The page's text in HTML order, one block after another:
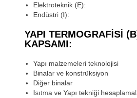
Elektroteknik (E):
Endüstri (I):
YAPI TERMOGRAFISI
KAPSAMI:
Yapı malzemeleri teknolojisi
Binalar ve konstrüksiyon
Diğer binalar
Isıtma ve Yapı tekniği